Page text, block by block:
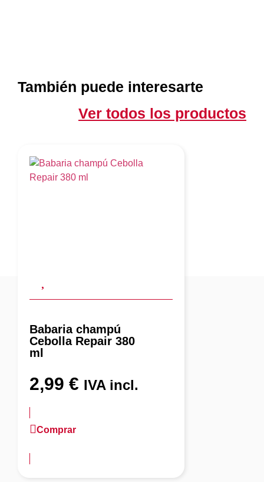
También puede interesarte
Ver todos los productos
Babaria champú
Cebolla Repair 380
ml
2,99 € IVA incl.
Comprar